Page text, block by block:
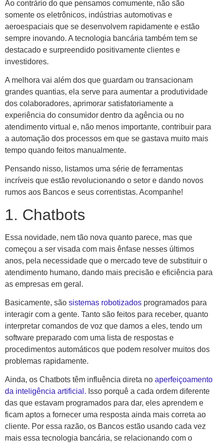
Ao contrário do que pensamos comumente, não são
somente os eletrônicos, indústrias automotivas e
aeroespaciais que se desenvolvem rapidamente e estão
sempre inovando. A tecnologia bancária também tem se
destacado e surpreendido positivamente clientes e
investidores.
A melhora vai além dos que guardam ou transacionam
grandes quantias, ela serve para aumentar a produtividade
dos colaboradores, aprimorar satisfatoriamente a
experiência do consumidor dentro da agência ou no
atendimento virtual e, não menos importante, contribuir para
a automação dos processos em que se gastava muito mais
tempo quando feitos manualmente.
Pensando nisso, listamos uma série de ferramentas
incríveis que estão revolucionando o setor e dando novos
rumos aos Bancos e seus correntistas. Acompanhe!
1. Chatbots
Essa novidade, nem tão nova quanto parece, mas que
começou a ser visada com mais ênfase nesses últimos
anos, pela necessidade que o mercado teve de substituir o
atendimento humano, dando mais precisão e eficiência para
as empresas em geral.
Basicamente, são sistemas robotizados programados para
interagir com a gente. Tanto são feitos para receber, quanto
interpretar comandos de voz que damos a eles, tendo um
software preparado com uma lista de respostas e
procedimentos automáticos que podem resolver muitos dos
problemas rapidamente.
Ainda, os Chatbots têm influência direta no aperfeiçoamento
da inteligência artificial. Isso porquê a cada ordem diferente
das que estavam programados para dar, eles aprendem e
ficam aptos a fornecer uma resposta ainda mais correta ao
cliente. Por essa razão, os Bancos estão usando cada vez
mais essa tecnologia bancária, se relacionando com o